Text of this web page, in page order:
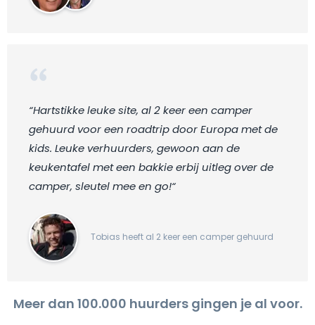
“Hartstikke leuke site, al 2 keer een camper
gehuurd voor een roadtrip door Europa met de
kids. Leuke verhuurders, gewoon aan de
keukentafel met een bakkie erbij uitleg over de
camper, sleutel mee en go!“
Tobias heeft al 2 keer een camper gehuurd
Meer dan 100.000 huurders gingen je al voor.